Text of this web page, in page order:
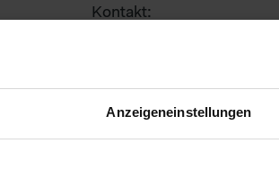
Anzeigeneinstellungen
Kontakt: